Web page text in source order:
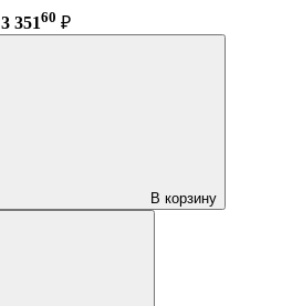
3 35160 ₽
В корзину